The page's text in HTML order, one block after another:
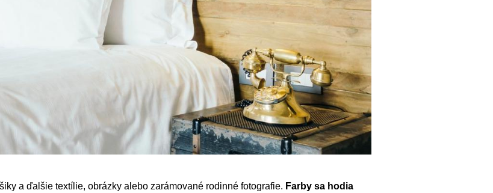
a ďalšie textílie, obrázky alebo zarámované rodinné fotografie. Farby sa hodia